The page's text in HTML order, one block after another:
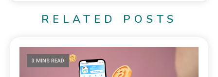
RELATED POSTS
3 MINS READ